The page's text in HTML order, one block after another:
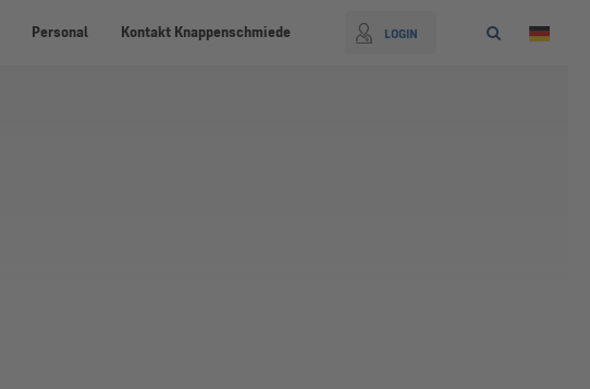
Personal Kontakt Knappenschmiede LOGIN